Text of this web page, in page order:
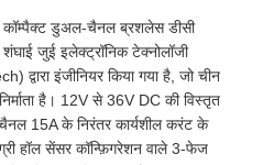
डुअल-चैनल ब्रशलेस डीसी
जुई इलेक्ट्रॉनिक टेक्नोलॉजी
द्वारा इंजीनियर किया गया है, जो चीन
है। 12V से 36V DC की विस्तृत
15A के निरंतर कार्यशील करंट के
हॉल सेंसर कॉन्फ़िगरेशन वाले 3-फेज